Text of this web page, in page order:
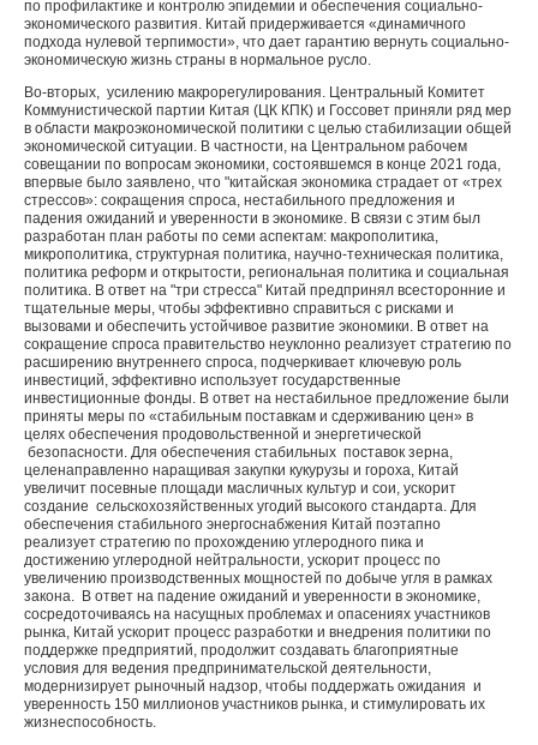
по профилактике и контролю эпидемии и обеспечения социально-
экономического развития. Китай придерживается «динамичного
подхода нулевой терпимости», что дает гарантию вернуть социально-
экономическую жизнь страны в нормальное русло.
Во-вторых, усилению макрорегулирования. Центральный Комитет
Коммунистической партии Китая (ЦК КПК) и Госсовет приняли ряд мер
в области макроэкономической политики с целью стабилизации общей
экономической ситуации. В частности, на Центральном рабочем
совещании по вопросам экономики, состоявшемся в конце 2021 года,
впервые было заявлено, что "китайская экономика страдает от «трех
стрессов»: сокращения спроса, нестабильного предложения и
падения ожиданий и уверенности в экономике. В связи с этим был
разработан план работы по семи аспектам: макрополитика,
микрополитика, структурная политика, научно-техническая политика,
политика реформ и открытости, региональная политика и социальная
политика. В ответ на "три стресса" Китай предпринял всесторонние и
тщательные меры, чтобы эффективно справиться с рисками и
вызовами и обеспечить устойчивое развитие экономики. В ответ на
сокращение спроса правительство неуклонно реализует стратегию по
расширению внутреннего спроса, подчеркивает ключевую роль
инвестиций, эффективно использует государственные
инвестиционные фонды. В ответ на нестабильное предложение были
приняты меры по «стабильным поставкам и сдерживанию цен» в
целях обеспечения продовольственной и энергетической
безопасности. Для обеспечения стабильных поставок зерна,
целенаправленно наращивая закупки кукурузы и гороха, Китай
увеличит посевные площади масличных культур и сои, ускорит
создание сельскохозяйственных угодий высокого стандарта. Для
обеспечения стабильного энергоснабжения Китай поэтапно
реализует стратегию по прохождению углеродного пика и
достижению углеродной нейтральности, ускорит процесс по
увеличению производственных мощностей по добыче угля в рамках
закона. В ответ на падение ожиданий и уверенности в экономике,
сосредоточиваясь на насущных проблемах и опасениях участников
рынка, Китай ускорит процесс разработки и внедрения политики по
поддержке предприятий, продолжит создавать благоприятные
условия для ведения предпринимательской деятельности,
модернизирует рыночный надзор, чтобы поддержать ожидания и
уверенность 150 миллионов участников рынка, и стимулировать их
жизнеспособность.